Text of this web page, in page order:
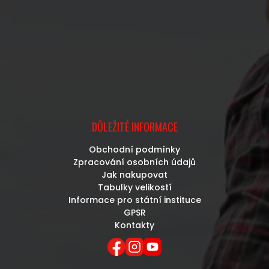
DŮLEŽITÉ INFORMACE
Obchodní podmínky
Zpracování osobních údajů
Jak nakupovat
Tabulky velikostí
Informace pro státní instituce
GPSR
Kontakty